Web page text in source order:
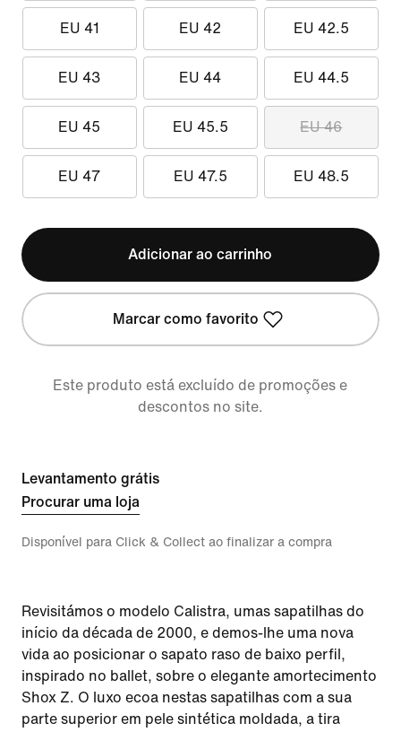
EU 41 EU 42 EU 42.5
EU 43 EU 44 EU 44.5
EU 45 EU 45.5 EU 46
EU 47 EU 47.5 EU 48.5
Adicionar ao carrinho
Marcar como favorito
Este produto está excluído de promoções e
descontos no site.
Levantamento grátis
Procurar uma loja
Disponível para Click & Collect ao finalizar a compra
Revisitámos o modelo Calistra, umas sapatilhas do
início da década de 2000, e demos-lhe uma nova
vida ao posicionar o sapato raso de baixo perfil,
inspirado no ballet, sobre o elegante amortecimento
Shox Z. O luxo ecoa nestas sapatilhas com a sua
parte superior em pele sintética moldada, a tira